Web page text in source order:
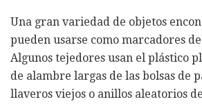
Una gran variedad de objetos
pueden usarse como marcadores
Algunos tejedores usan el plástico
de alambre largas de las bolsas de
llaveros viejos o anillos aleatorios